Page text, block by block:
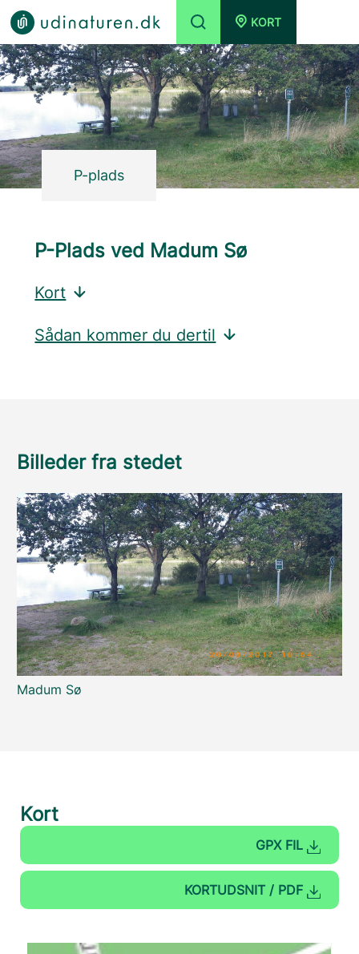
KORT
P-plads
P-Plads ved Madum Sø
Kort
Sådan kommer du dertil
Billeder fra stedet
Madum Sø
Kort
GPX FIL
KORTUDSNIT / PDF